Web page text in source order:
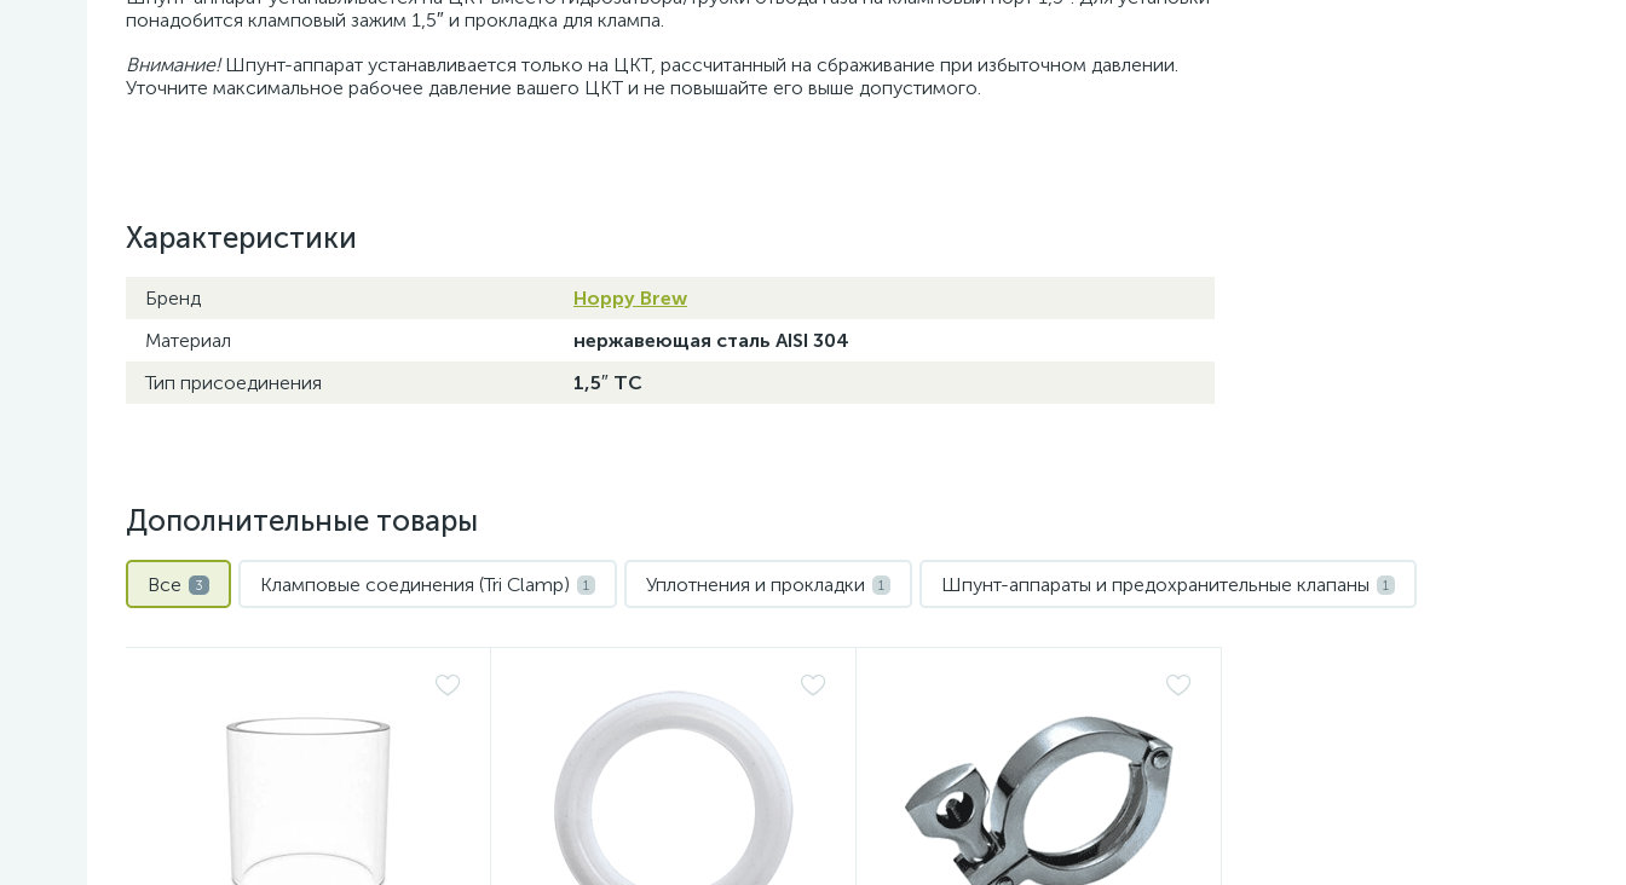
понадобится кламповый зажим 1,5″ и прокладка для клампа.
Внимание!Шпунт-аппарат устанавливается только на ЦКТ, рассчитанный на сбраживание при избыточном давлении.
Уточните максимальное рабочее давление вашего ЦКТ и не повышайте его выше допустимого.
Характеристики
Бренд
Hoppy Brew
Материал
нержавеющая сталь AISI 304
Тип присоединения
1,5″ TC
Дополнительные товары
Все 3 Кламповые соединения (Tri Clamp) 1 Уплотнения и прокладки 1 Шпунт-аппараты и предохранительные клапаны 1